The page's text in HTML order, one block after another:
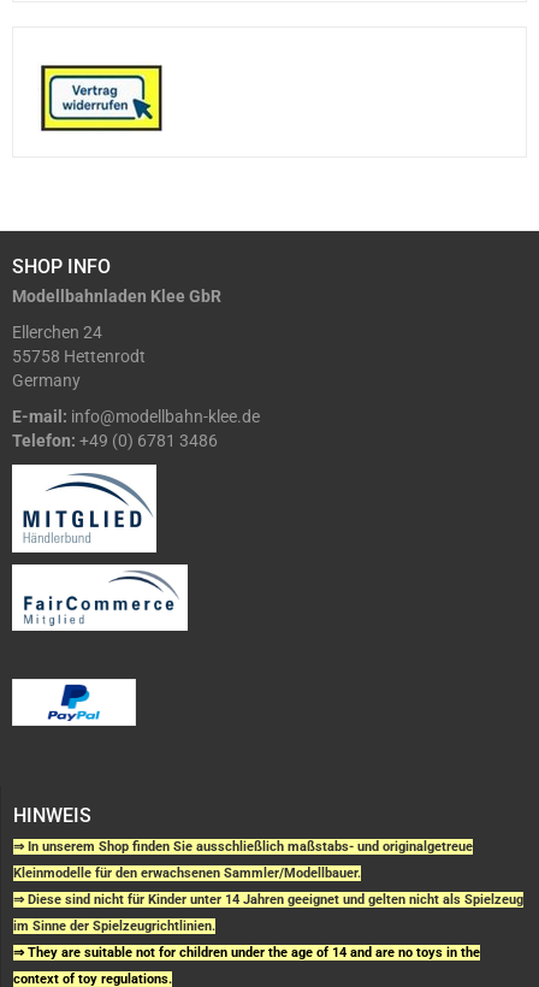
SHOP INFO
Modellbahnladen Klee GbR
Ellerchen 24
55758 Hettenrodt
Germany
E-mail: info@modellbahn-klee.de
Telefon: +49 (0) 6781 3486
HINWEIS
⇒ In unserem Shop finden Sie ausschließlich maßstabs- und originalgetreue
Kleinmodelle für den erwachsenen Sammler/Modellbauer.
⇒ Diese sind nicht für Kinder unter 14 Jahren geeignet und gelten nicht als Spielzeug
im Sinne der Spielzeugrichtlinien.
⇒ They are suitable not for children under the age of 14 and are no toys in the
context of toy regulations.